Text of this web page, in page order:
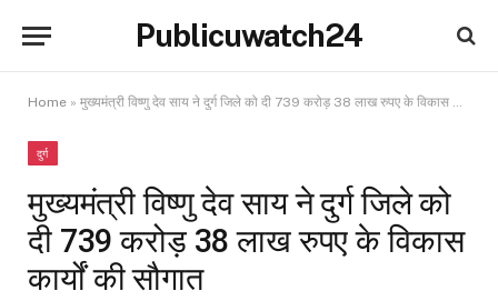
Publicuwatch24
Home » मुख्यमंत्री विष्णु देव साय ने दुर्ग जिले को दी 739 करोड़ 38 लाख रुपए के विकास कार्यों की सौगात
दुर्ग
मुख्यमंत्री विष्णु देव साय ने दुर्ग जिले को
दी 739 करोड़ 38 लाख रुपए के विकास
कार्यों की सौगात